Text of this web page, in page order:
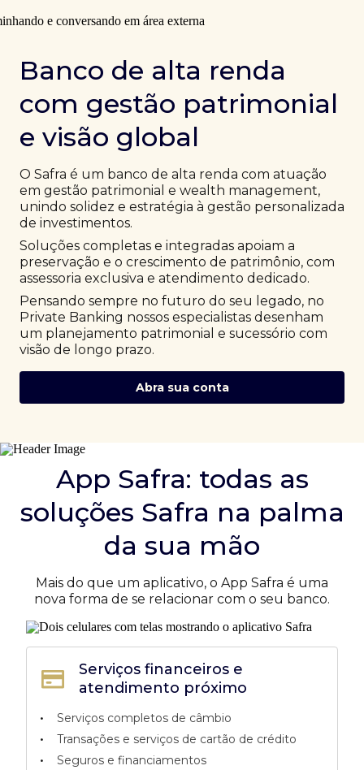
Banco de alta renda
com gestão patrimonial
e visão global
O Safra é um banco de alta renda com atuação
em gestão patrimonial e wealth management,
unindo solidez e estratégia à gestão personalizada
de investimentos.
Soluções completas e integradas apoiam a
preservação e o crescimento de patrimônio, com
assessoria exclusiva e atendimento dedicado.
Pensando sempre no futuro do seu legado, no
Private Banking nossos especialistas desenham
um planejamento patrimonial e sucessório com
visão de longo prazo.
Abra sua conta
App Safra: todas as
soluções Safra na palma
da sua mão
Mais do que um aplicativo, o App Safra é uma
nova forma de se relacionar com o seu banco.
Serviços financeiros e
atendimento próximo
•
Serviços completos de câmbio
• Transações e serviços de cartão de crédito
• Seguros e financiamentos